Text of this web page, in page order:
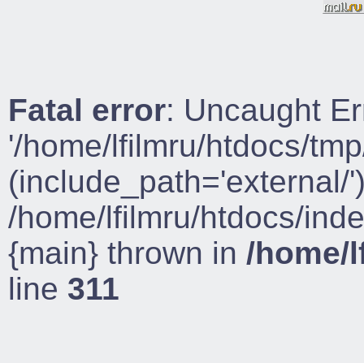
Fatal error: Uncaught
'/home/lfilmru/htdocs/
(include_path='external/
/home/lfilmru/htdocs/
{main} thrown in /home/
line 311